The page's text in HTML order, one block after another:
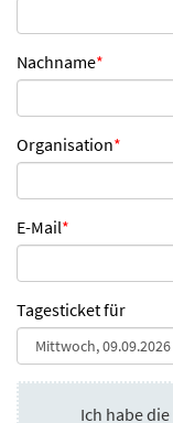
Nachname*
Organisation*
E-Mail*
Tagesticket für
Ich habe die